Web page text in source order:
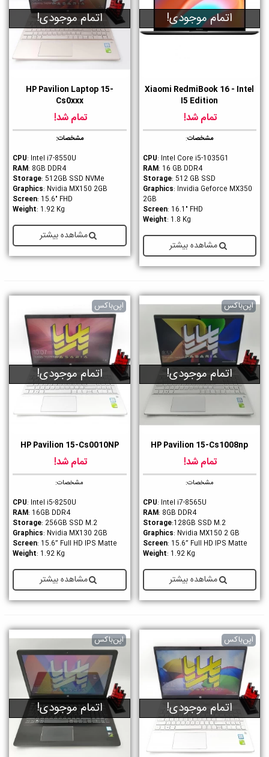
اتمام موجودی!
Xiaomi RedmiBook 16 - Intel
I5 Edition
تمام شد!
مشخصات:
CPU: Intel Core i5-1035G1
RAM: 16 GB DDR4
Storage: 512 GB SSD
Graphics: Invidia Geforce MX350
2GB
Screen: 16.1" FHD
Weight: 1.8 Kg
مشاهده بیشتر
اتمام موجودی!
HP Pavilion Laptop 15-
Cs0xxx
تمام شد!
مشخصات:
CPU: Intel i7-8550U
RAM: 8GB DDR4
Storage: 512GB SSD NVMe
Graphics: Nvidia MX150 2GB
Screen: 15.6" FHD
Weight: 1.92 Kg
مشاهده بیشتر
اپن‌باکس
اتمام موجودی!
HP Pavilion 15-Cs1008np
تمام شد!
مشخصات:
CPU: Intel i7-8565U
RAM: 8GB DDR4
Storage:128GB SSD M.2
Graphics: Nvidia MX150 2 GB
Screen: 15.6” Full HD IPS Matte
Weight: 1.92 Kg
مشاهده بیشتر
اپن‌باکس
اتمام موجودی!
HP Pavilion 15-Cs0010NP
تمام شد!
مشخصات:
CPU: Intel i5-8250U
RAM: 16GB DDR4
Storage: 256GB SSD M.2
Graphics: Nvidia MX130 2GB
Screen: 15.6” Full HD IPS Matte
Weight: 1.92 Kg
مشاهده بیشتر
اپن‌باکس
اتمام موجودی!
اپن‌باکس
اتمام موجودی!